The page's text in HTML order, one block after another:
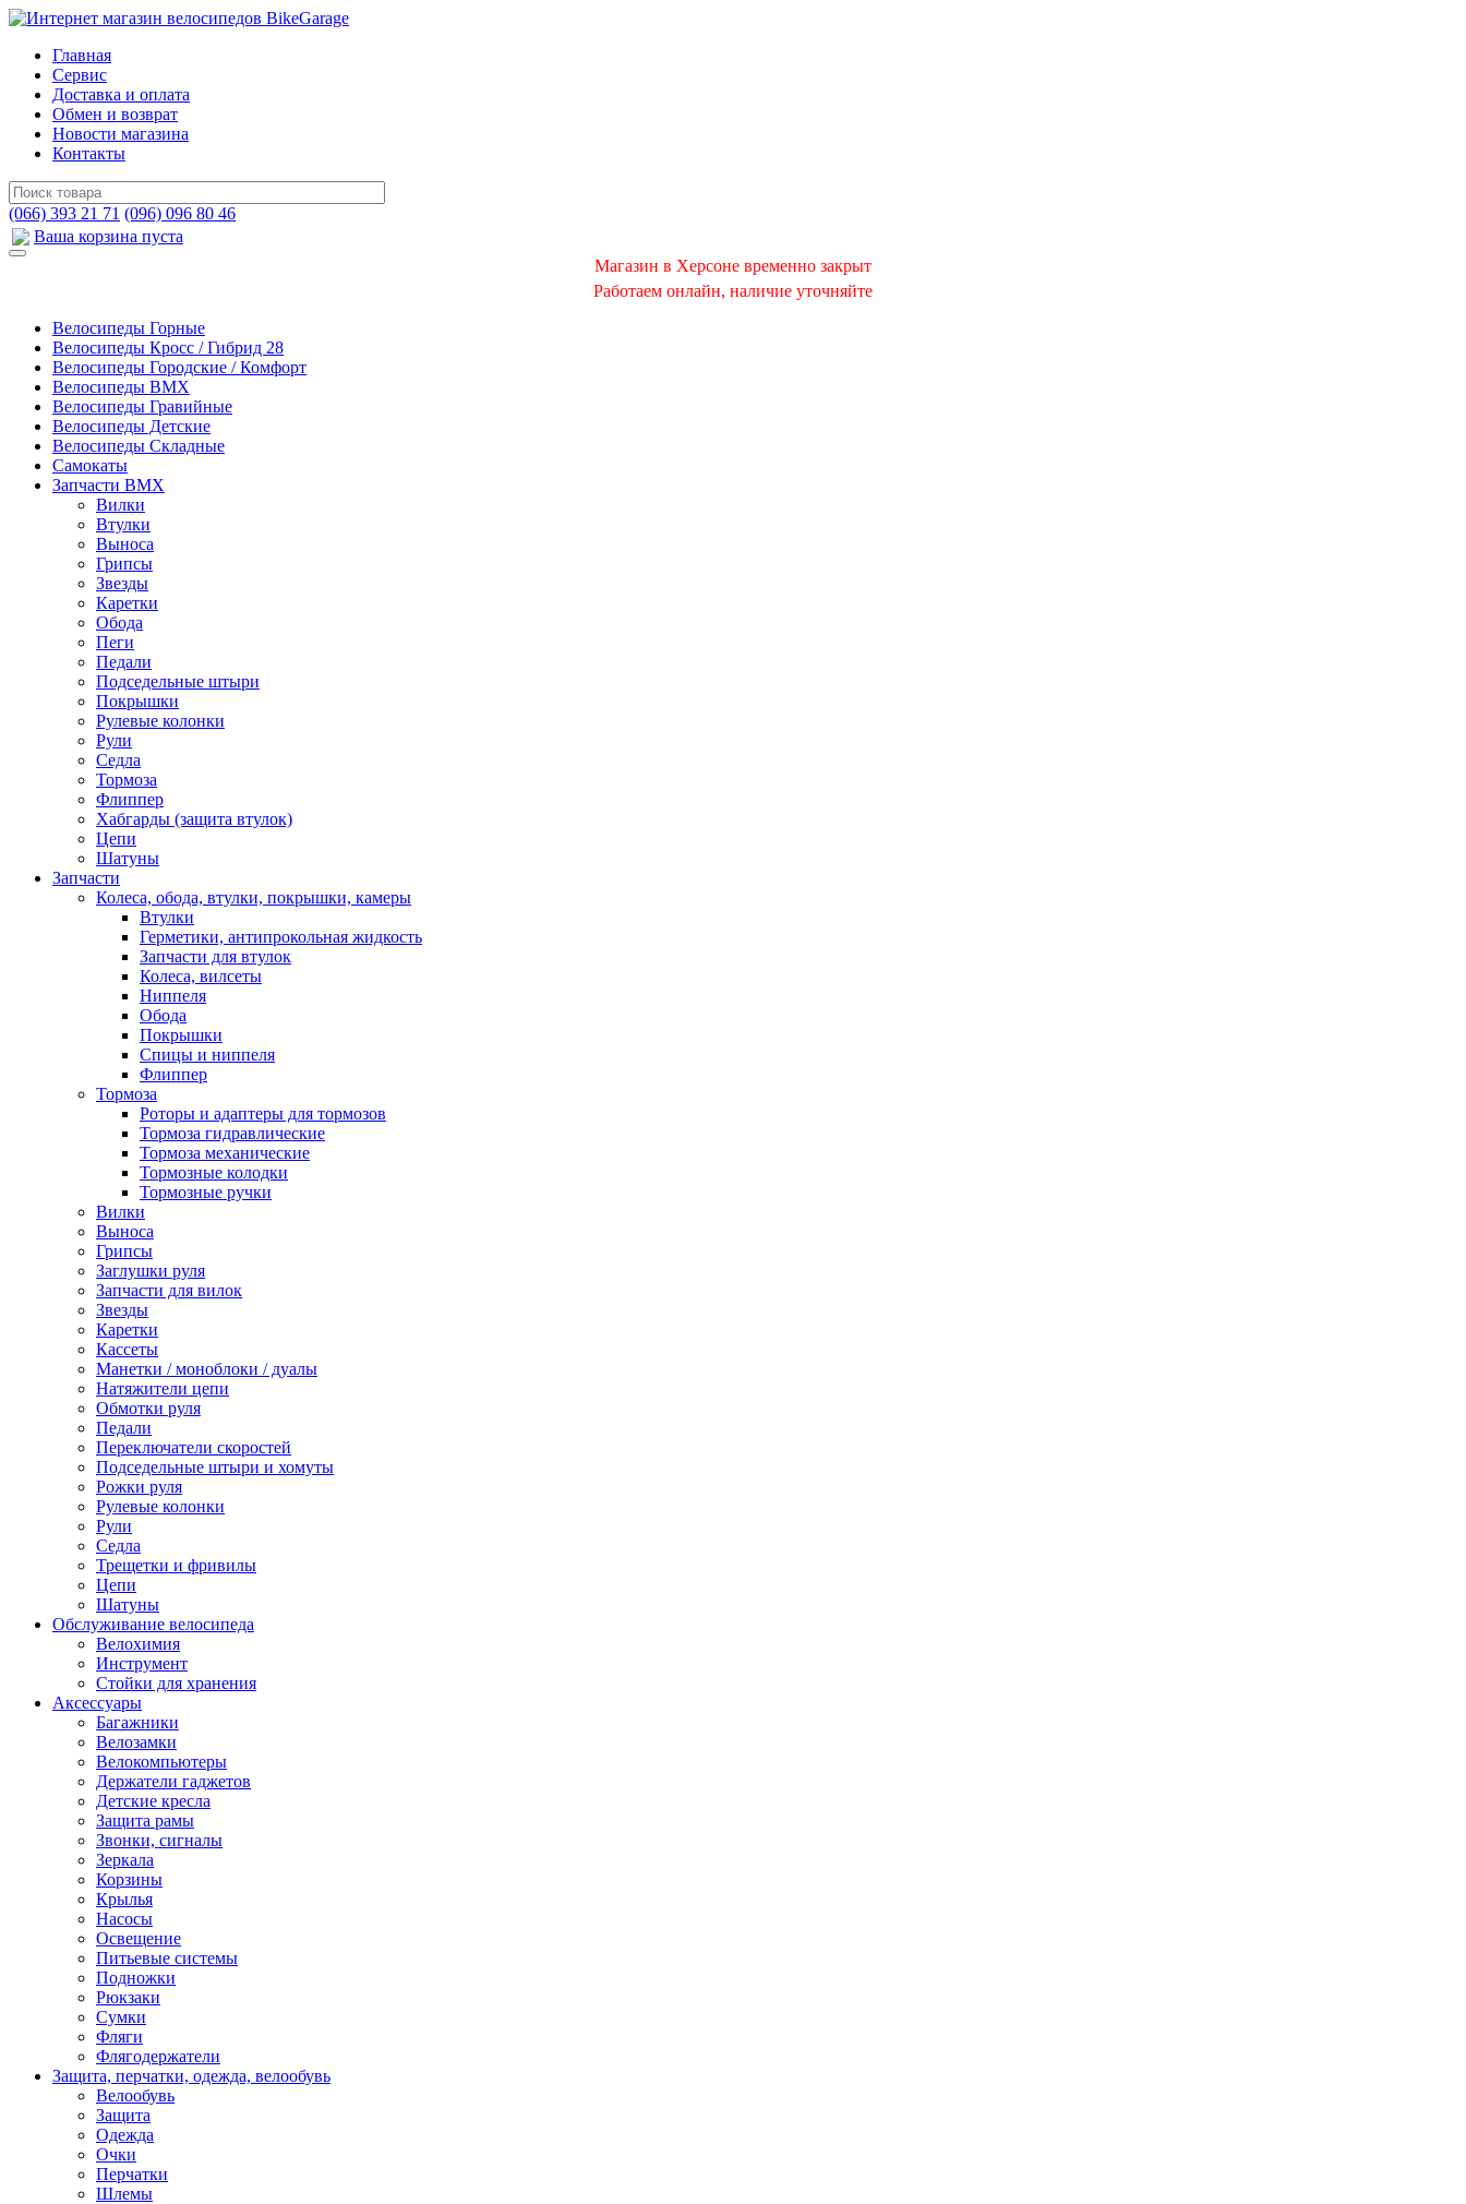
Главная
Сервис
Доставка и оплата
Обмен и возврат
Новости магазина
Контакты
(066) 393 21 71 (096) 096 80 46
Ваша корзина пуста
Магазин в Херсоне временно закрыт
Работаем онлайн, наличие уточняйте
Велосипеды Горные
Велосипеды Кросс / Гибрид 28
Велосипеды Городские / Комфорт
Велосипеды BMX
Велосипеды Гравийные
Велосипеды Детские
Велосипеды Складные
Самокаты
Запчасти BMX
Вилки
Втулки
Выноса
Грипсы
Звезды
Каретки
Обода
Пеги
Педали
Подседельные штыри
Покрышки
Рулевые колонки
Рули
Седла
Тормоза
Флиппер
Хабгарды (защита втулок)
Цепи
Шатуны
Запчасти
Колеса, обода, втулки, покрышки, камеры
Втулки
Герметики, антипрокольная жидкость
Запчасти для втулок
Колеса, вилсеты
Ниппеля
Обода
Покрышки
Спицы и ниппеля
Флиппер
Тормоза
Роторы и адаптеры для тормозов
Тормоза гидравлические
Тормоза механические
Тормозные колодки
Тормозные ручки
Вилки
Выноса
Грипсы
Заглушки руля
Запчасти для вилок
Звезды
Каретки
Кассеты
Манетки / моноблоки / дуалы
Натяжители цепи
Обмотки руля
Педали
Переключатели скоростей
Подседельные штыри и хомуты
Рожки руля
Рулевые колонки
Рули
Седла
Трещетки и фривилы
Цепи
Шатуны
Обслуживание велосипеда
Велохимия
Инструмент
Стойки для хранения
Аксессуары
Багажники
Велозамки
Велокомпьютеры
Держатели гаджетов
Детские кресла
Защита рамы
Звонки, сигналы
Зеркала
Корзины
Крылья
Насосы
Освещение
Питьевые системы
Подножки
Рюкзаки
Сумки
Фляги
Флягодержатели
Защита, перчатки, одежда, велообувь
Велообувь
Защита
Одежда
Очки
Перчатки
Шлемы